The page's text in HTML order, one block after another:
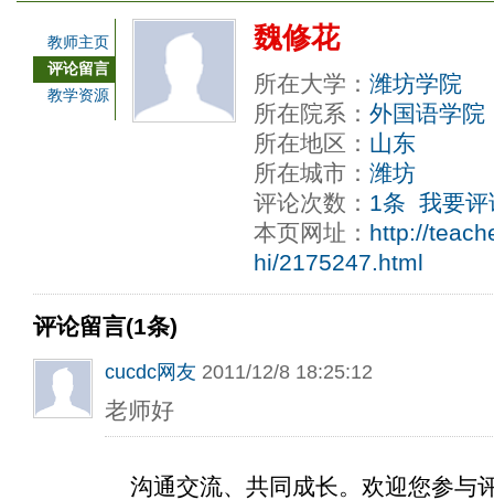
教师主页
评论留言
教学资源
魏修花
所在大学： 潍坊学院
所在院系： 外国语学院
所在地区： 山东
所在城市： 潍坊
评论次数： 1条 我要评
本页网址： http://
hi/2175247.html
评论留言(1条)
cucdc网友 2011/12/8 18:25:12
老师好
沟通交流、共同成长。欢迎您参与